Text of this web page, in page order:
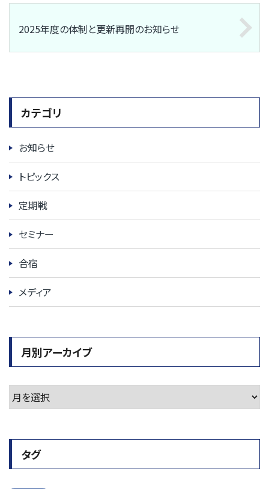
2025年度の体制と更新再開のお知らせ
カテゴリ
お知らせ
トピックス
定期戦
セミナー
合宿
メディア
月別アーカイブ
タグ